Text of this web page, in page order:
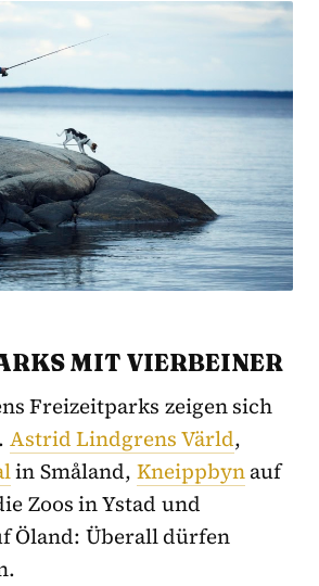
MIT VIERBEINER
Freizeitparks zeigen sich
Astrid Lindgrens Värld,
in Småland, Kneippbynauf
Zoos in Ystad und
Öland: Überall dürfen